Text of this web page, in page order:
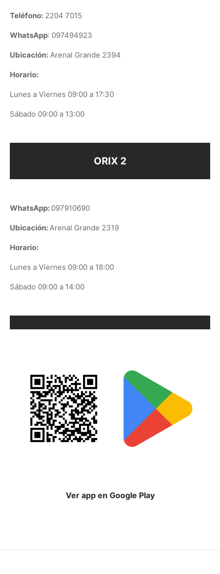
Teléfono: 2204 7015
WhatsApp: 097494923
Ubicación: Arenal Grande 2394
Horario:
Lunes a Viernes 09:00 a 17:30
Sábado 09:00 a 13:00
ORIX 2
WhatsApp: 097910690
Ubicación:Arenal Grande 2319
Horario:
Lunes a Viernes 09:00 a 18:00
Sábado 09:00 a 14:00
Ver app en Google Play